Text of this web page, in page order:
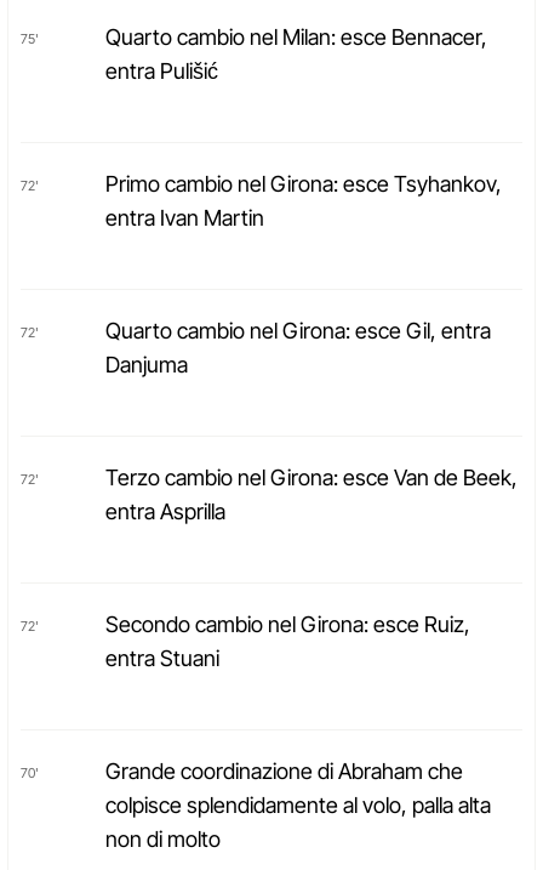
75'
Quarto cambio nel Milan: esce Bennacer,
entra Pulišić
72'
Primo cambio nel Girona: esce Tsyhankov,
entra Ivan Martin
72'
Quarto cambio nel Girona: esce Gil, entra
Danjuma
72'
Terzo cambio nel Girona: esce Van de Beek,
entra Asprilla
72'
Secondo cambio nel Girona: esce Ruiz,
entra Stuani
70'
Grande coordinazione di Abraham che
colpisce splendidamente al volo, palla alta
non di molto